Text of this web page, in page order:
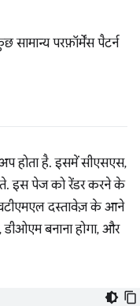
परफ़ॉर्मेंस पैटर्न
होता है. इसमें सीएसएस,
इस पेज को रेंडर करने के
दस्तावेज़ के आने
डीओएम बनाना होगा, और